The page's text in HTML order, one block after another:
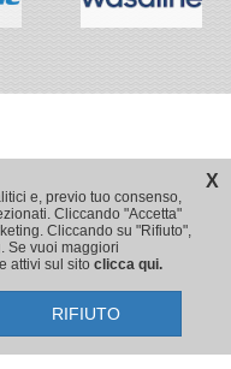
X
e, previo tuo consenso,
Cliccando "Accetta"
Cliccando su "Rifiuto",
Se vuoi maggiori
attivi sul sito clicca qui.
RIFIUTO